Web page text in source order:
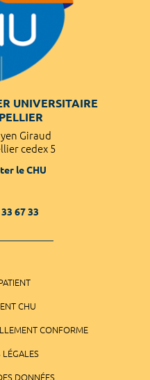
UNIVERSITAIRE
Giraud
cedex 5
le CHU
67 33
CHU
CONFORME
DONNÉES